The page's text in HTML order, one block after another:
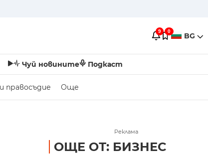
9 0 BG
Чуй новините Подкаст
правосъдие Още
Реклама
ОЩЕ ОТ: БИЗНЕС